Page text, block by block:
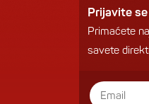
Prijavite se
Primaćete
savete